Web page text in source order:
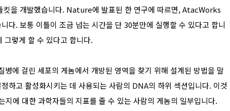
킷을 개발했습니다. Nature에 발표된 한 연구에 따르면, AtacWorks
다. 보통 이틀이 조금 넘는 시간을 단 30분만에 실행할 수 있다고 합니
렇게 할 수 있다고 합니다.
에 걸린 세포의 게놈에서 개방된 영역을 찾기 위해 설계된 방법을 말
하고 활성화시키는 데 사용되는 사람의 DNA의 하위 섹션입니다. 이것
에 대한 과학자들의 지표를 줄 수 있는 사람의 게놈의 일부입니다.